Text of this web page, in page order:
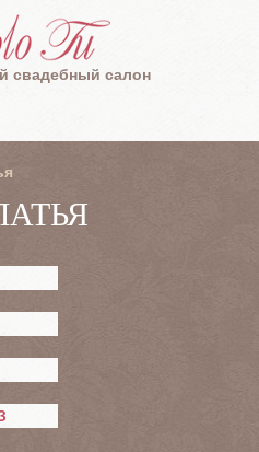
свадебный салон